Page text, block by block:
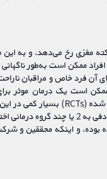
رخ می‌دهد، و به این
ممکن است به‌طور ناگهانی
آن فرد خاص و مراقبان
است یک درمان موثر
که در آنها شرکت‌کنندگان به‌طور
و اینکه محققین و